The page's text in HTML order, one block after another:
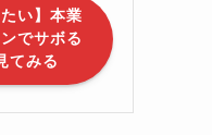
い】本業
でサボる
てみる